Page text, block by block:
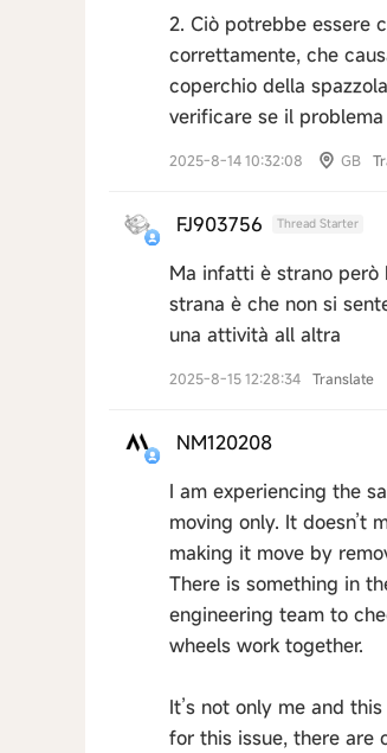
2. Ciò potrebbe essere
correttamente, che
coperchio della
verificare se il
2025-8-14 10:32:08 GB
FJ903756 Thread Starter
Ma infatti è strano però
strana è che non si
una attività all altra
2025-8-15 12:28:34 Translate
NM120208
I am experiencing the
moving only. It doesn’t
making it move by
There is something in
engineering team to
wheels work together.
It’s not only me and
for this issue, there are